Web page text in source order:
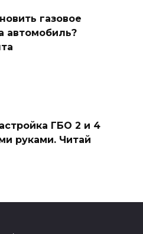
газовое
автомобиль?
ГБО 2 и 4
руками. Читай